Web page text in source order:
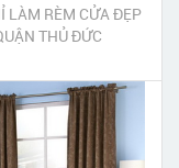
LÀM RÈM CỬA ĐẸP
THỦ ĐỨC